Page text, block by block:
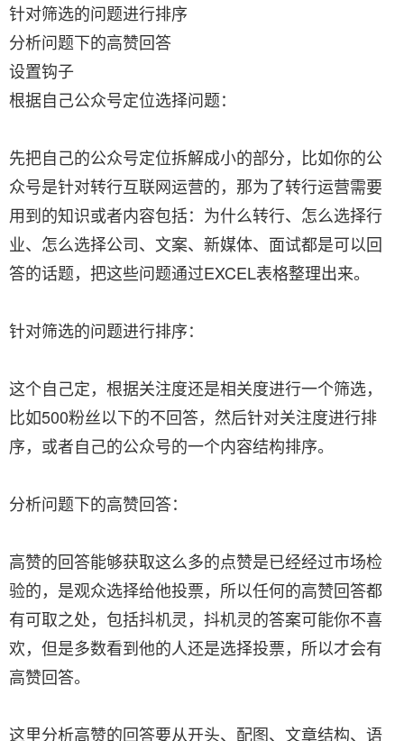
针对筛选的问题进行排序
分析问题下的高赞回答
设置钩子
根据自己公众号定位选择问题：
先把自己的公众号定位拆解成小的部分，比如你的公
众号是针对转行互联网运营的，那为了转行运营需要
用到的知识或者内容包括：为什么转行、怎么选择行
业、怎么选择公司、文案、新媒体、面试都是可以回
答的话题，把这些问题通过EXCEL表格整理出来。
针对筛选的问题进行排序：
这个自己定，根据关注度还是相关度进行一个筛选，
比如500粉丝以下的不回答，然后针对关注度进行排
序，或者自己的公众号的一个内容结构排序。
分析问题下的高赞回答：
高赞的回答能够获取这么多的点赞是已经经过市场检
验的，是观众选择给他投票，所以任何的高赞回答都
有可取之处，包括抖机灵，抖机灵的答案可能你不喜
欢，但是多数看到他的人还是选择投票，所以才会有
高赞回答。
这里分析高赞的回答要从开头、配图、文章结构、语